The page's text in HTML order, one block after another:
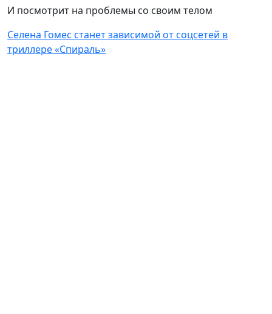
И посмотрит на проблемы со своим телом
Селена Гомес станет зависимой от соцсетей в
триллере «Спираль»